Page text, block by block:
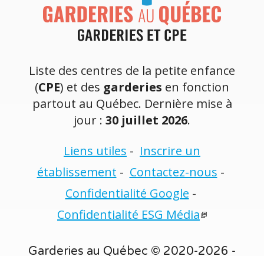
Liste des centres de la petite enfance
(CPE) et des garderies en fonction
partout au Québec. Dernière mise à
jour : 30 juillet 2026.
Liens utiles - Inscrire un
établissement - Contactez-nous -
Confidentialité Google -
Confidentialité ESG Média
Garderies au Québec © 2020-2026 -